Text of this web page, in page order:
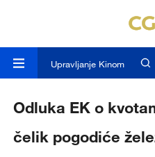
Upravljanje Kinom
Odluka EK o
čelik pogodiće